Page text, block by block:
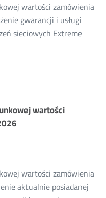
wartości zamówienia
gwarancji i usługi
sieciowych Extreme
wartości
wartości zamówienia
aktualnie posiadanej